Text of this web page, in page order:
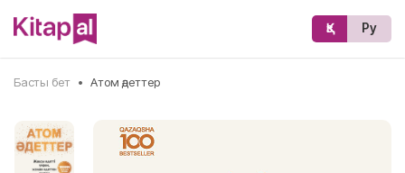
Қз Ру
Басты бет • Атом әдеттер